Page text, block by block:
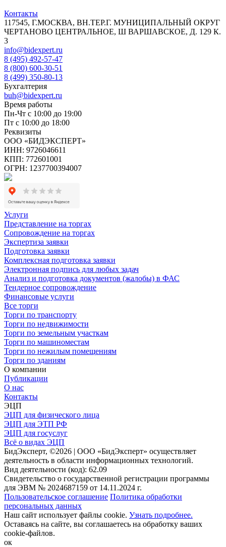
Контакты
117545, Г.МОСКВА, ВН.ТЕР.Г. МУНИЦИПАЛЬНЫЙ ОКРУГ
ЧЕРТАНОВО ЦЕНТРАЛЬНОЕ, Ш ВАРШАВСКОЕ, Д. 129 К.
3
info@bidexpert.ru
8 (495) 492-57-47
8 (800) 600-30-51
8 (499) 350-80-13
Бухгалтерия
buh@bidexpert.ru
Время работы
Пн-Чт с 10:00 до 19:00
Пт с 10:00 до 18:00
Реквизиты
ООО «БИДЭКСПЕРТ»
ИНН: 9726046611
КПП: 772601001
ОГРН: 1237700394007
Услуги
Представление на торгах
Сопровождение на торгах
Экспертиза заявки
Подготовка заявки
Комплексная подготовка заявки
Электронная подпись для любых задач
Анализ и подготовка документов (жалобы) в ФАС
Тендерное сопровождение
Финансовые услуги
Все торги
Торги по транспорту
Торги по недвижимости
Торги по земельным участкам
Торги по машиноместам
Торги по нежилым помещениям
Торги по зданиям
О компании
Публикации
О нас
Контакты
ЭЦП
ЭЦП для физического лица
ЭЦП для ЭТП РФ
ЭЦП для госуслуг
Всё о видах ЭЦП
БидЭксперт, ©2026 | ООО «БидЭксперт» осуществляет
деятельность в области информационных технологий.
Вид деятельности (код): 62.09
Свидетельство о государственной регистрации программы
для ЭВМ № 2024687159 от 14.11.2024 г.
Пользовательское соглашение Политика обработки
персональных данных
Наш сайт использует файлы cookie. Узнать подробнее.
Оставаясь на сайте, вы соглашаетесь на обработку ваших
cookie-файлов.
ок